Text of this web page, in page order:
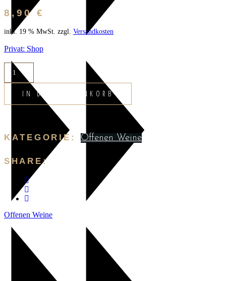
Privat: Shop
Offenen Weine
8,90 €
inkl. 19 % MwSt. zzgl. Versandkosten
IN DEN WARENKORB
KATEGORIE: Offenen Weine
SHARE: